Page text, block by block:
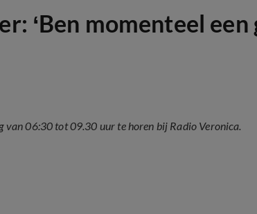
‘Ben momenteel
van 06:30 tot 09.30 uur te horen bij Radio Veronica.